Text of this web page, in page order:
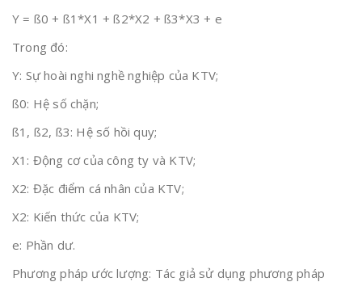
Y = ß0 + ß1*X1 + ß2*X2 + ß3*X3 + e
Trong đó:
Y: Sự hoài nghi nghề nghiệp của KTV;
ß0: Hệ số chặn;
ß1, ß2, ß3: Hệ số hồi quy;
X1: Động cơ của công ty và KTV;
X2: Đặc điểm cá nhân của KTV;
X2: Kiến thức của KTV;
e: Phần dư.
Phương pháp ước lượng: Tác giả sử dụng phương pháp